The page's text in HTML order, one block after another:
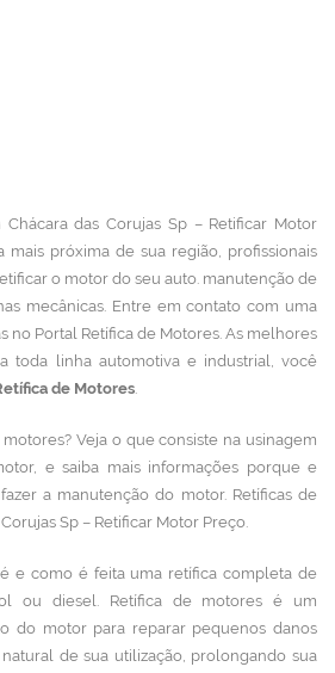
das Corujas Sp – Retificar Motor
mais próxima de sua região, profissionais
o motor do seu auto. manutenção de
mecânicas. Entre em contato com uma
no Portal Retífica de Motores. As melhores
toda linha automotiva e industrial, você
de Motores.
Veja o que consiste na usinagem
e saiba mais informações porque e
a manutenção do motor. Retíficas de
Sp – Retificar Motor Preço.
e como é feita uma retífica completa de
ou diesel. Retífica de motoresé um
do motor para reparar pequenos danos
de sua utilização, prolongando sua